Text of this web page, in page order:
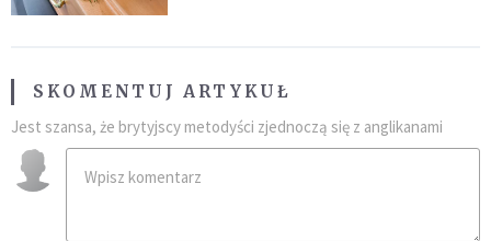
SKOMENTUJ ARTYKUŁ
Jest szansa, że brytyjscy metodyści zjednoczą się z anglikanami